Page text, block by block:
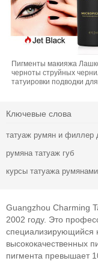
Пигменты макияжа
черноты струйных
татуировки подводки для
Ключевые слова
татуаж румян и филлер
румяна татуаж губ
курсы татуажа
Guangzhou Charming
2002 году. Это
специализирующийся
высококачественных
пигмента превышает